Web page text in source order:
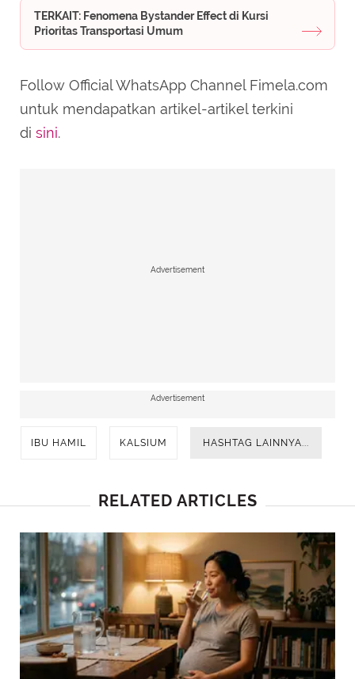
TERKAIT: Fenomena Bystander Effect di Kursi
Prioritas Transportasi Umum
Follow Official WhatsApp Channel Fimela.com
untuk mendapatkan artikel-artikel terkini
di sini.
Advertisement
Advertisement
IBU HAMIL KALSIUM HASHTAG LAINNYA...
RELATED ARTICLES